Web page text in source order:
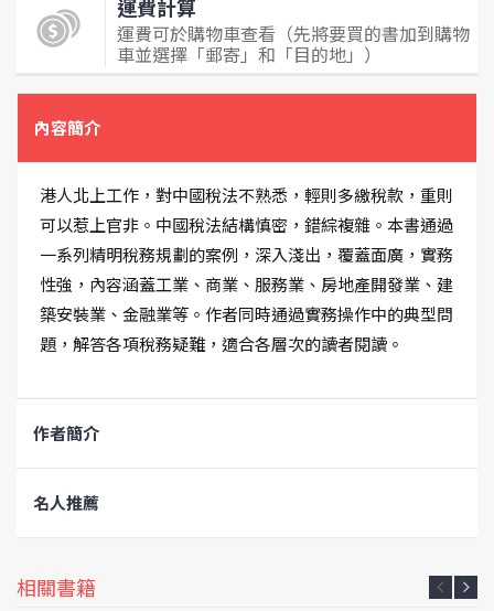
運費計算
運費可於購物車查看（先將要買的書加到購物
車並選擇「郵寄」和「目的地」）
內容簡介
港人北上工作，對中國稅法不熟悉，輕則多繳稅款，重則
可以惹上官非。中國稅法結構慎密，錯綜複雜。本書通過
一系列精明稅務規劃的案例，深入淺出，覆蓋面廣，實務
性強，內容涵蓋工業、商業、服務業、房地產開發業、建
築安裝業、金融業等。作者同時通過實務操作中的典型問
題，解答各項稅務疑難，適合各層次的讀者閱讀。
作者簡介
名人推薦
相關書籍